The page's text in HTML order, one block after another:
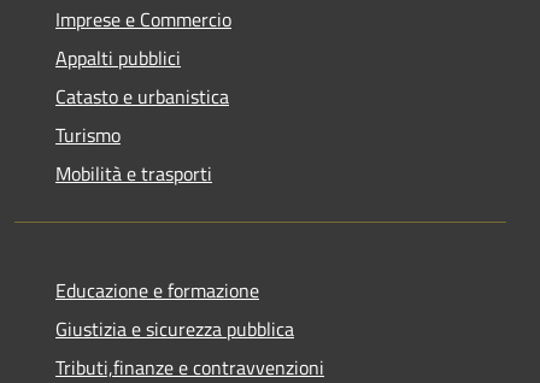
Imprese e Commercio
Appalti pubblici
Catasto e urbanistica
Turismo
Mobilità e trasporti
Educazione e formazione
Giustizia e sicurezza pubblica
Tributi,finanze e contravvenzioni